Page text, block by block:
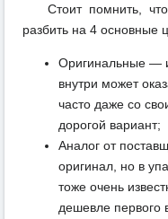
Стоит помнить,
разбить на 4 основные
Оригинальные —
внутри может
часто даже со
дорогой вариант;
Аналог от
оригинал, но в
тоже очень
дешевле первого